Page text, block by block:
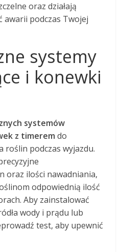
oraz działają
awarii podczas Twojej
systemy
i konewki
systemów
z timerem do
roślin podczas wyjazdu.
oraz ilości nawadniania,
odpowiednią ilość
Aby zainstalować
wody i prądu lub
test, aby upewnić